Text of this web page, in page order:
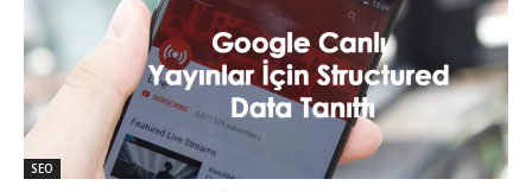
–
SEO